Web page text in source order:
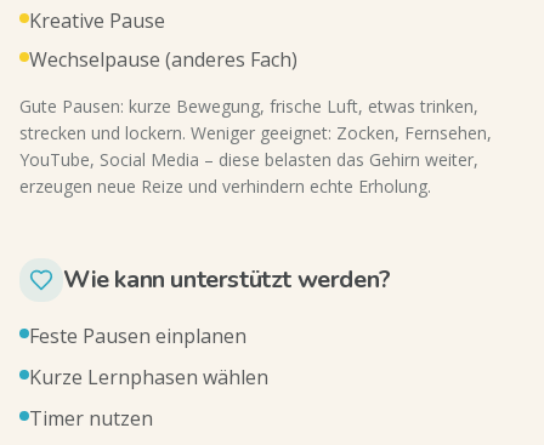
Kreative Pause
Wechselpause (anderes Fach)
Gute Pausen: kurze Bewegung, frische Luft, etwas trinken,
strecken und lockern. Weniger geeignet: Zocken, Fernsehen,
YouTube, Social Media – diese belasten das Gehirn weiter,
erzeugen neue Reize und verhindern echte Erholung.
Wie kann unterstützt werden?
Feste Pausen einplanen
Kurze Lernphasen wählen
Timer nutzen